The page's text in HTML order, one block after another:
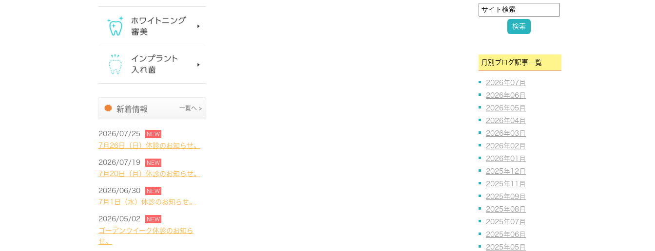
月別ブログ記事一覧
2026年07月
2026年06月
2026年05月
2026年04月
2026年03月
2026年02月
2026年01月
2025年12月
2025年11月
2025年09月
2025年08月
2025年07月
2025年06月
2025年05月
新着情報 一覧へ >
2026/07/25 NEW
7月26日（日）休診のお知らせ。
2026/07/19 NEW
7月20日（月）休診のお知らせ。
2026/06/30 NEW
7月1日（水）休診のお知らせ。
2026/05/02 NEW
ゴーデンウイーク休診のお知ら
せ。